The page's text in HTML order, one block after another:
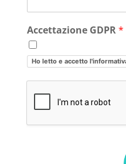
Accettazione GDPR*
Ho letto e accetto